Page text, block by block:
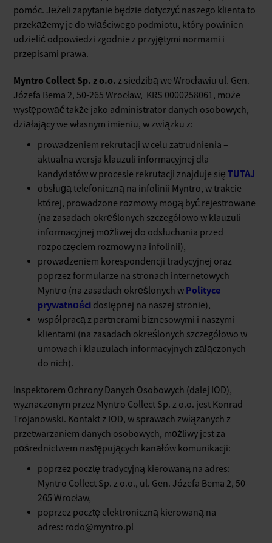
pomóc. Jeżeli zapytanie będzie dotyczyć naszego klienta to
przekażemy je do właściwego podmiotu, który powinien
udzielić odpowiedzi zgodnie z przyjętymi normami i
przepisami prawa.
Myntro Collect Sp. z o.o. z siedzibą we Wrocławiu ul. Gen.
Józefa Bema 2, 50-265 Wrocław, KRS 0000258061, może
występować także jako administrator danych osobowych,
działający we własnym imieniu, w związku z:
prowadzeniem rekrutacji w celu zatrudnienia –
aktualna wersja klauzuli informacyjnej dla
kandydatów w procesie rekrutacji znajduje sięTUTAJ
obsługą telefoniczną na infolinii Myntro, w trakcie
której, prowadzone rozmowy mogą być rejestrowane
(na zasadach określonych szczegółowo w klauzuli
informacyjnej możliwej do odsłuchania przed
rozpoczęciem rozmowy na infolinii),
prowadzeniem korespondencji tradycyjnej oraz
poprzez formularze na stronach internetowych
Myntro (na zasadach określonych w Polityce
prywatności dostępnej na naszej stronie),
współpracą z partnerami biznesowymi i naszymi
klientami (na zasadach określonych szczegółowo w
umowach i klauzulach informacyjnych załączonych
do nich).
Inspektorem Ochrony Danych Osobowych (dalej IOD),
wyznaczonym przez Myntro Collect Sp. z o.o. jest Konrad
Trojanowski. Kontakt z IOD, w sprawach związanych z
przetwarzaniem danych osobowych, możliwy jest za
pośrednictwem następujących kanałów komunikacji:
poprzez pocztę tradycyjną kierowaną na adres:
Myntro Collect Sp. z o.o., ul. Gen. Józefa Bema 2, 50-
265 Wrocław,
poprzez pocztę elektroniczną kierowaną na
adres: rodo@myntro.pl